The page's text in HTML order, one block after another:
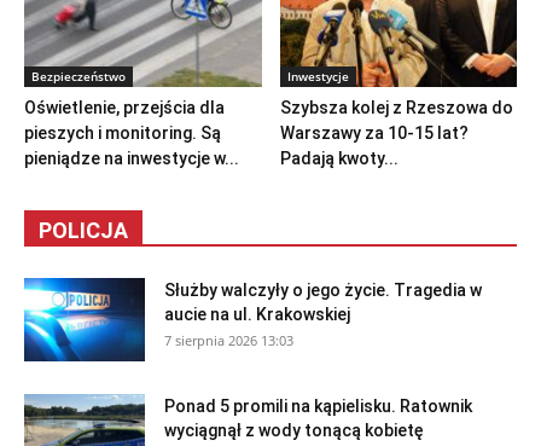
Bezpieczeństwo
Oświetlenie, przejścia dla
pieszych i monitoring. Są
pieniądze na inwestycje w...
Inwestycje
Szybsza kolej z Rzeszowa do
Warszawy za 10-15 lat?
Padają kwoty...
POLICJA
Służby walczyły o jego życie. Tragedia w
aucie na ul. Krakowskiej
7 sierpnia 2026 13:03
Ponad 5 promili na kąpielisku. Ratownik
wyciągnął z wody tonącą kobietę